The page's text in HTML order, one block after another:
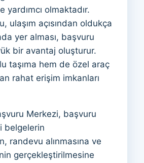
yardımcı olmaktadır.
ulaşım açısından oldukça
yer alması, başvuru
bir avantaj oluşturur.
taşıma hem de özel araç
rahat erişim imkanları
Merkezi, başvuru
belgelerin
randevu alınmasına ve
gerçekleştirilmesine